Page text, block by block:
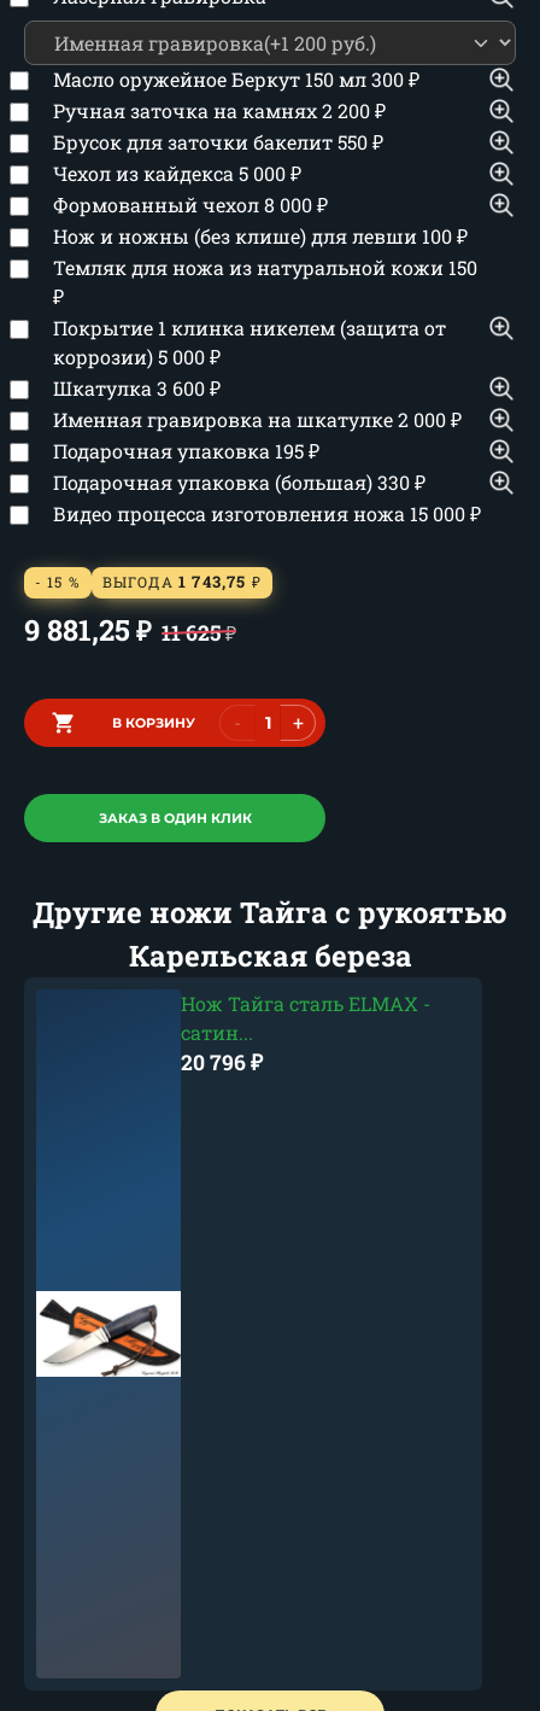
Масло оружейное Беркут 150 мл300₽
Ручная заточка на камнях2 200₽
Брусок для заточки бакелит550₽
Чехол из кайдекса 5 000₽
Формованный чехол8 000₽
Нож и ножны (без клише) для левши 100₽
Темляк для ножа из натуральной кожи 150
₽
Покрытие 1 клинка никелем (защита от
коррозии)5 000₽
Шкатулка 3 600₽
Именная гравировка на шкатулке2 000₽
Подарочная упаковка 195₽
Подарочная упаковка (большая)330₽
Видео процесса изготовления ножа 15 000₽
- 15 % ВЫГОДА 1 743,75 ₽
9 881,25 ₽ 11 625₽
В КОРЗИНУ - +
ЗАКАЗ В ОДИН КЛИК
Другие ножи Тайга с рукоятью
Карельская береза
Нож Тайга сталь ELMAX -
сатин...
20 796₽